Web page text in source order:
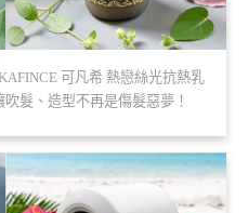
可凡希 熱戀絲光抗熱乳
髮、造型不再是傷髮惡夢！